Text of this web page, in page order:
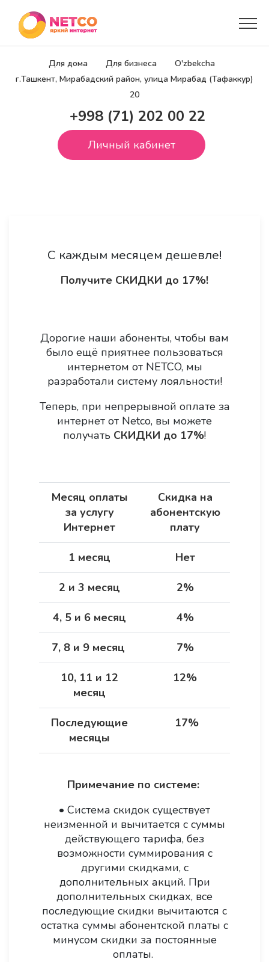
Для дома Для бизнеса
O'zbekcha
г.Ташкент, Мирабадский район, улица Мирабад (Тафаккур)
20
+998 (71) 202 00 22
Личный кабинет
С каждым месяцем дешевле!
Получите СКИДКИ до 17%!
Дорогие наши абоненты, чтобы вам
было ещё приятнее пользоваться
интернетом от NETCO, мы
разработали систему лояльности!
Теперь, при непрерывной оплате за
интернет от Netco, вы можете
получать СКИДКИ до 17%!
Месяц оплаты
за услугу
Интернет
Скидка на
абонентскую
плату
1 месяц Нет
2 и 3 месяц 2%
4, 5 и 6 месяц 4%
7, 8 и 9 месяц 7%
10, 11 и 12
месяц
12%
Последующие
месяцы
17%
Примечание по системе:
• Система скидок существует
неизменной и вычитается с суммы
действующего тарифа, без
возможности суммирования с
другими скидками, с
дополнительных акций. При
дополнительных скидках, все
последующие скидки вычитаются с
остатка суммы абонентской платы с
минусом скидки за постоянные
оплаты.